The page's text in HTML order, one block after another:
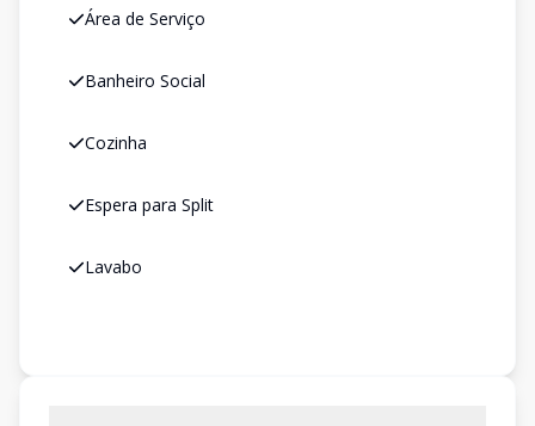
Área de Serviço
Banheiro Social
Cozinha
Espera para Split
Lavabo